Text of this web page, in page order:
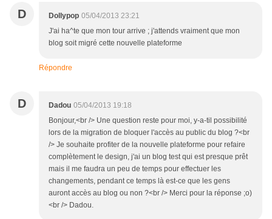
D Dollypop 05/04/2013 23:21
J'ai ha^te que mon tour arrive ; j'attends vraiment que mon
blog soit migré cette nouvelle plateforme
Répondre
D Dadou 05/04/2013 19:18
Bonjour,<br /> Une question reste pour moi, y-a-til possibilité
lors de la migration de bloquer l'accès au public du blog ?<br
/> Je souhaite profiter de la nouvelle plateforme pour refaire
complètement le design, j'ai un blog test qui est presque prêt
mais il me faudra un peu de temps pour effectuer les
changements, pendant ce temps là est-ce que les gens
auront accès au blog ou non ?<br /> Merci pour la réponse ;o)
<br /> Dadou.